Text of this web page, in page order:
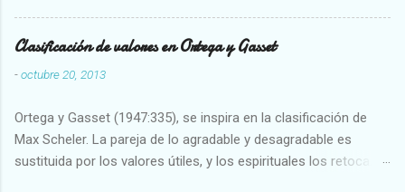
Clasificación de valores en Ortega y Gasset
-octubre 20, 2013
Ortega y Gasset (1947:335), se inspira en la clasificación de
Max Scheler. La pareja de lo agradable y desagradable es
sustituida por los valores útiles, y los espirituales los retoca.